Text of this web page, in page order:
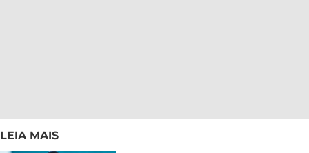
LEIA MAIS